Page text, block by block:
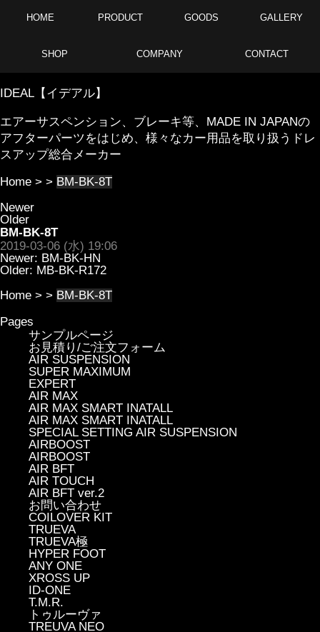
HOME PRODUCT GOODS GALLERY
SHOP COMPANY CONTACT
IDEAL【イデアル】
エアーサスペンション、ブレーキ等、MADE IN JAPANの
アフターパーツをはじめ、様々なカー用品を取り扱うドレ
スアップ総合メーカー
Home > > BM-BK-8T
Newer
Older
BM-BK-8T
2019-03-06 (水) 19:06
Newer: BM-BK-HN
Older: MB-BK-R172
Home > > BM-BK-8T
Pages
サンプルページ
お見積り/ご注文フォーム
AIR SUSPENSION
SUPER MAXIMUM
EXPERT
AIR MAX
AIR MAX SMART INATALL
AIR MAX SMART INATALL
SPECIAL SETTING AIR SUSPENSION
AIRBOOST
AIRBOOST
AIR BFT
AIR TOUCH
AIR BFT ver.2
お問い合わせ
COILOVER KIT
TRUEVA
TRUEVA極
HYPER FOOT
ANY ONE
XROSS UP
ID-ONE
T.M.R.
トゥルーヴァ
TREUVA NEO